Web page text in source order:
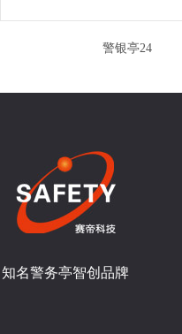
警银亭24
知名警务亭智创品牌